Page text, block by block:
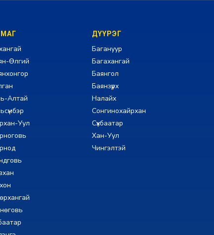
Өлгий
Алтай
Уул
ДҮҮРЭГ
Багануур
Багахангай
Баянгол
Баянзүрх
Налайх
Сонгинохайрхан
Сүхбаатар
Хан-Уул
Чингэлтэй